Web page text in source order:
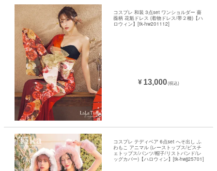
コスプレ 和装 3点set ワンショルダー 薔
薇柄 花魁ドレス (着物ドレス/帯２種)【ハ
ロウィン】[tk-hw201112]
¥ 13,000(税込)
コスプレ テディベア 6点set へそ出し ふ
わもこ アニマル (レーストップス/ビスチ
ェトップス/パンツ/帽子/リストバンド/レ
ッグカバー)【ハロウィン】[tk-hwjj25701]